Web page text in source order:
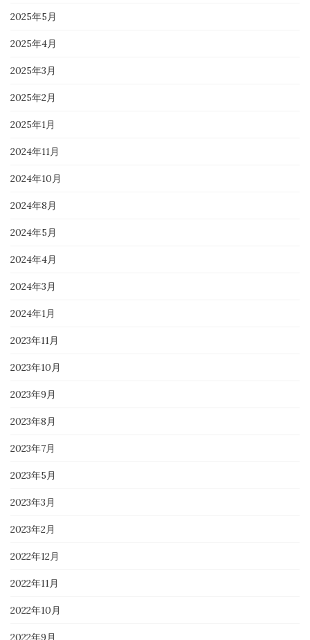
2025年5月
2025年4月
2025年3月
2025年2月
2025年1月
2024年11月
2024年10月
2024年8月
2024年5月
2024年4月
2024年3月
2024年1月
2023年11月
2023年10月
2023年9月
2023年8月
2023年7月
2023年5月
2023年3月
2023年2月
2022年12月
2022年11月
2022年10月
2022年9月